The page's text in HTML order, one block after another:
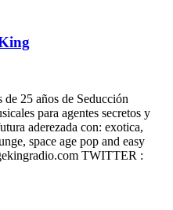
25 años de Seducción
para agentes secretos y
aderezada con: exotica,
space age pop and easy
TWITTER :